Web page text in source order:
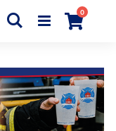
Cart
0Artikel
Search